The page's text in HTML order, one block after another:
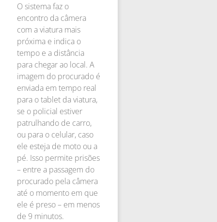
O sistema faz o
encontro da câmera
com a viatura mais
próxima e indica o
tempo e a distância
para chegar ao local. A
imagem do procurado é
enviada em tempo real
para o tablet da viatura,
se o policial estiver
patrulhando de carro,
ou para o celular, caso
ele esteja de moto ou a
pé. Isso permite prisões
– entre a passagem do
procurado pela câmera
até o momento em que
ele é preso – em menos
de 9 minutos.